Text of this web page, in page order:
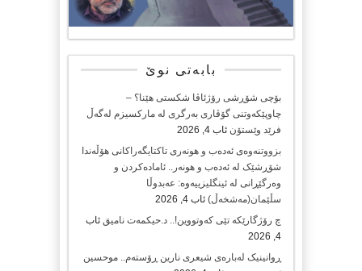
بابەتی نوێ
بۆچی شۆڕشی رۆژئاڤا شکستی هێنا؟ –
چاوپێکەوتنی گۆڤاری بەرگری لە مارکسیزم لەگەڵ
فرێد وێستۆن ئاب 4, 2026
بزووتنەوەی ئەدەب و هونەری تاکتایگەراکانی هۆڵەندا
شۆڕشێک لە ئەدەب و هونەر.. ئامادەکردن و
وەرگێڕانی لە ئینگلیزییەوە: عەبدوڵا
سڵێمان(مەشخەڵ) ئاب 4, 2026
چ رۆژگارێکە تێی کەوتووین!.. د.حیکمەت نامیق ئاب
4, 2026
ڕوانینیک لەبارەى شیعرى نارین ڕۆستەم.. موحسین